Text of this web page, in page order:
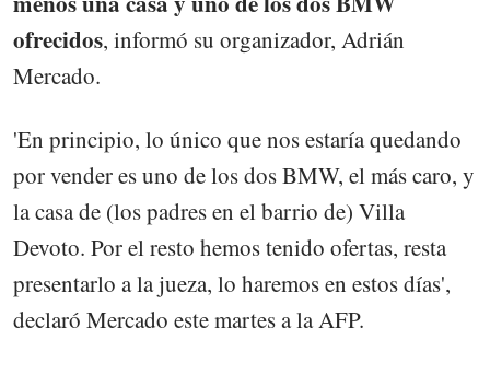
ofrecidos, informó su organizador, Adrián
Mercado.
'En principio, lo único que nos estaría quedando
por vender es uno de los dos BMW, el más caro, y
la casa de (los padres en el barrio de) Villa
Devoto. Por el resto hemos tenido ofertas, resta
presentarlo a la jueza, lo haremos en estos días',
declaró Mercado este martes a la AFP.